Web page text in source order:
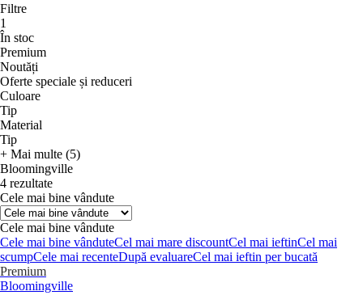
Filtre
1
În stoc
Premium
Noutăți
Oferte speciale și reduceri
Culoare
Tip
Material
Tip
+ Mai multe (5)
Bloomingville
4 rezultate
Cele mai bine vândute
Cele mai bine vândute
Cele mai bine vânduteCel mai mare discountCel mai ieftinCel mai
scumpCele mai recenteDupă evaluareCel mai ieftin per bucată
Premium
Bloomingville